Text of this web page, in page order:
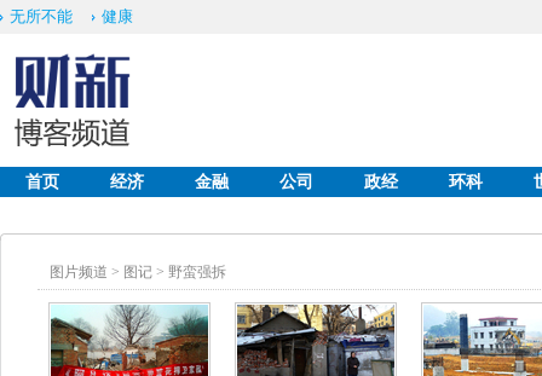
无所不能 健康
首页 经济 金融 公司 政经 环科
图片频道 > 图记 > 野蛮强拆